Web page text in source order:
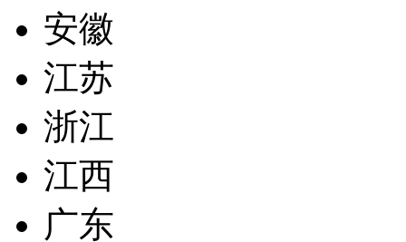
安徽
江苏
浙江
江西
广东